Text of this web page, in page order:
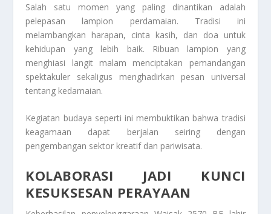
Salah satu momen yang paling dinantikan adalah
pelepasan lampion perdamaian. Tradisi ini
melambangkan harapan, cinta kasih, dan doa untuk
kehidupan yang lebih baik. Ribuan lampion yang
menghiasi langit malam menciptakan pemandangan
spektakuler sekaligus menghadirkan pesan universal
tentang kedamaian.
Kegiatan budaya seperti ini membuktikan bahwa tradisi
keagamaan dapat berjalan seiring dengan
pengembangan sektor kreatif dan pariwisata.
KOLABORASI JADI KUNCI
KESUKSESAN PERAYAAN